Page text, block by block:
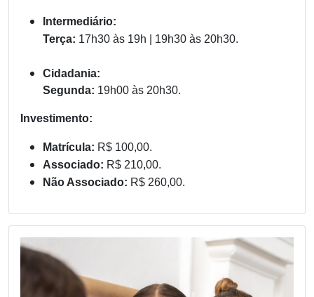
Intermediário:
Terça: 17h30 às 19h | 19h30 às 20h30.
Cidadania:
Segunda: 19h00 às 20h30.
Investimento:
Matrícula: R$ 100,00.
Associado: R$ 210,00.
Não Associado: R$ 260,00.